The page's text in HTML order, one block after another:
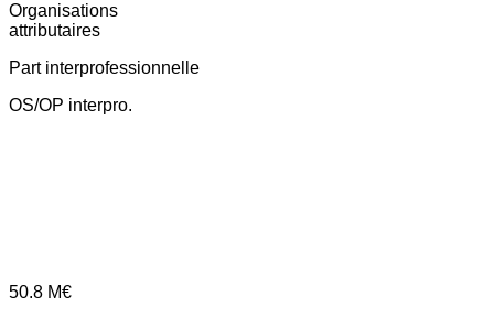
Organisations
attributaires
Part interprofessionnelle
OS/OP interpro.
50.8 M€